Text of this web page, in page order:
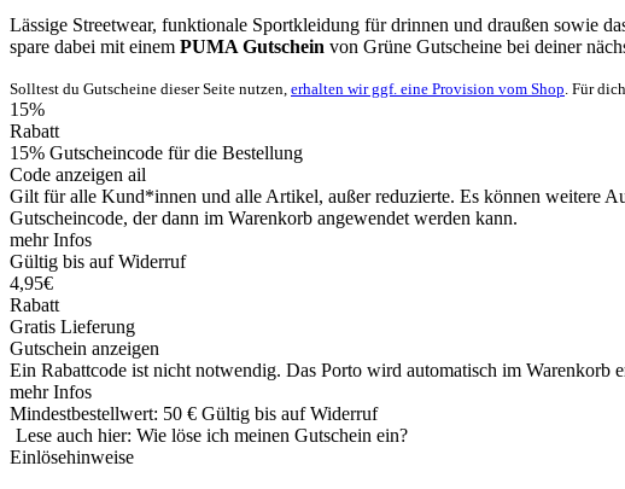
Lässige Streetwear, funktionale Sportkleidung für drinnen und draußen sowie
spare dabei mit einem PUMA Gutschein von Grüne Gutscheine bei deiner
Solltest du Gutscheine dieser Seite nutzen, erhalten wir ggf. eine Provision vom Shop . Für
15%
Rabatt
15% Gutscheincode für die Bestellung
Code anzeigen ail
Gilt für alle Kund*innen und alle Artikel, außer reduzierte. Es können weitere
Gutscheincode, der dann im Warenkorb angewendet werden kann.
mehr Infos
Gültig bis auf Widerruf
4,95€
Rabatt
Gratis Lieferung
Gutschein anzeigen
Ein Rabattcode ist nicht notwendig. Das Porto wird automatisch im Warenkorb
mehr Infos
Mindestbestellwert: 50 € Gültig bis auf Widerruf
Lese auch hier: Wie löse ich meinen Gutschein ein?
Einlösehinweise